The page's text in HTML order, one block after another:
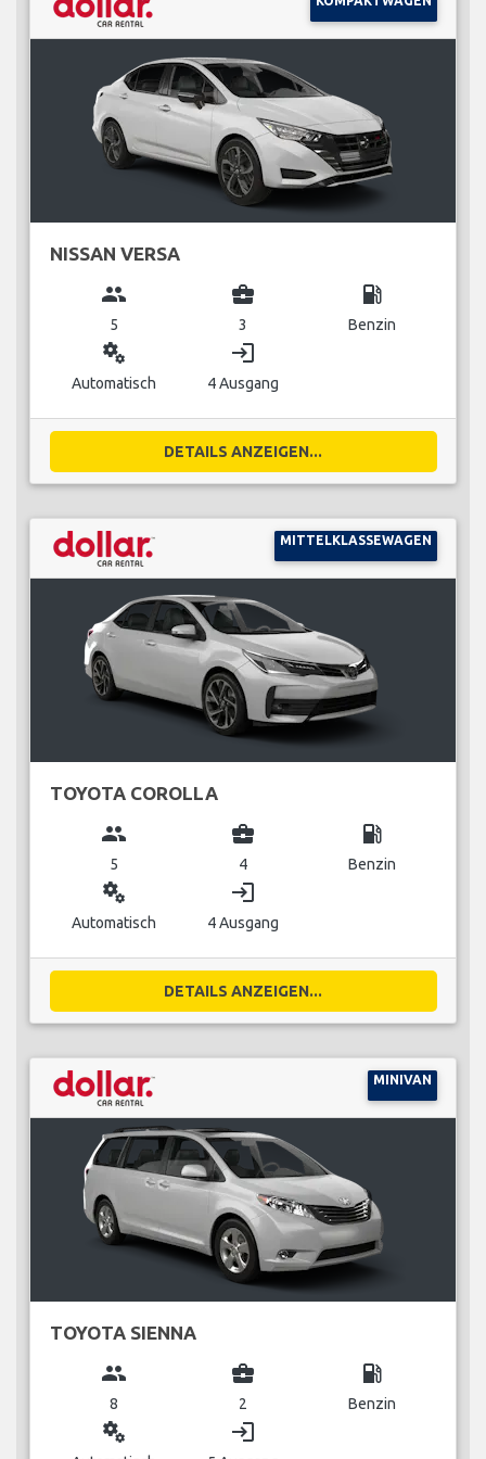
NISSAN VERSA
group
5
business_center
3
local_gas_station
Benzin
miscellaneous_services
Automatisch
login
4 Ausgang
DETAILS ANZEIGEN...
MITTELKLASSEWAGEN
TOYOTA COROLLA
group
5
business_center
4
local_gas_station
Benzin
miscellaneous_services
Automatisch
login
4 Ausgang
DETAILS ANZEIGEN...
MINIVAN
TOYOTA SIENNA
group
8
business_center
2
local_gas_station
Benzin
miscellaneous_services login